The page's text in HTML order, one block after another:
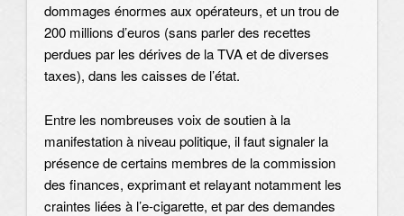
dommages énormes aux opérateurs, et un trou de
200 millions d’euros (sans parler des recettes
perdues par les dérives de la TVA et de diverses
taxes), dans les caisses de l’état.
Entre les nombreuses voix de soutien à la
manifestation à niveau politique, il faut signaler la
présence de certains membres de la commission
des finances, exprimant et relayant notamment les
craintes liées à l’e-cigarette, et par des demandes